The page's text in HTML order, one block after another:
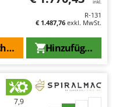
inkl.
R-131
€ 1.487,76 exkl. MwSt.
Hinzufügen
Sie
7,9